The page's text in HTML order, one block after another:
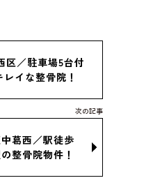
区／駐車場5台付
イな整骨院！
中葛西／駅徒歩
整骨院物件！